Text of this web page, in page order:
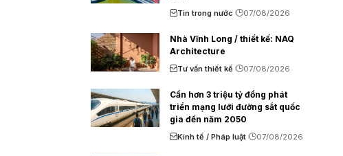
Tin trong nước 07/08/2026
Nhà Vĩnh Long / thiết kế: NAQ
Architecture
Tư vấn thiết kế 07/08/2026
Cần hơn 3 triệu tỷ đồng phát
triển mạng lưới đường sắt quốc
gia đến năm 2050
Kinh tế / Pháp luật 07/08/2026